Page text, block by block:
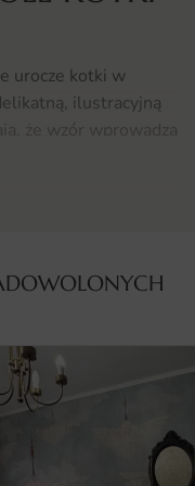
urocze kotki w
ilustracyjną
że wzór wprowadza
tej fototapecie
zarówno w
czy boho.
i porównaj różne